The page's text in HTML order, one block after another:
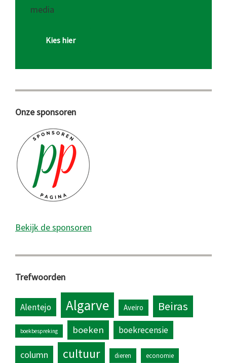
media
Kies hier
Onze sponsoren
Bekijk de sponsoren
Trefwoorden
Alentejo Algarve Aveiro Beiras
boekbespreking boeken boekrecensie
column cultuur dieren economie